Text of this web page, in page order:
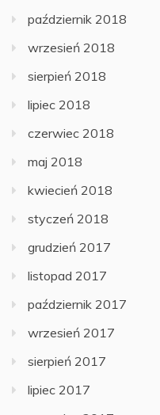
październik 2018
wrzesień 2018
sierpień 2018
lipiec 2018
czerwiec 2018
maj 2018
kwiecień 2018
styczeń 2018
grudzień 2017
listopad 2017
październik 2017
wrzesień 2017
sierpień 2017
lipiec 2017